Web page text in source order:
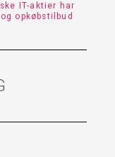
IT-aktier har
opkøbstilbud